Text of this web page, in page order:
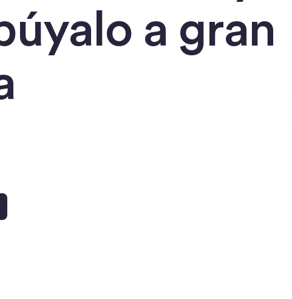
a gran